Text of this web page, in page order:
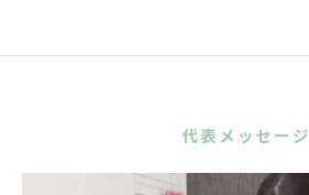
代表メッセージ